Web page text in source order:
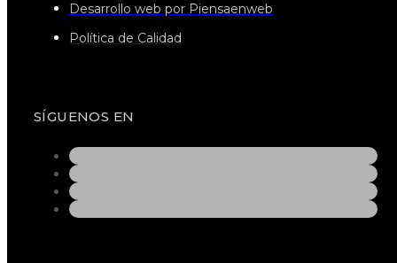
Desarrollo web por Piensaenweb
Política de Calidad
SÍGUENOS EN